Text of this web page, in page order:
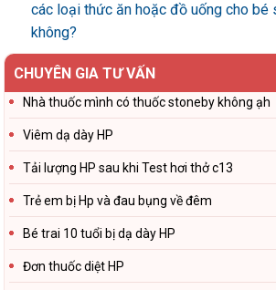
các loại thức ăn hoặc đồ uống cho
không?
CHUYÊN GIA TƯ VẤN
Nhà thuốc mình có thuốc stoneby không ạh
Viêm dạ dày HP
Tải lượng HP sau khi Test hơi thở c13
Trẻ em bị Hp và đau bụng về đêm
Bé trai 10 tuổi bị dạ dày HP
Đơn thuốc diệt HP